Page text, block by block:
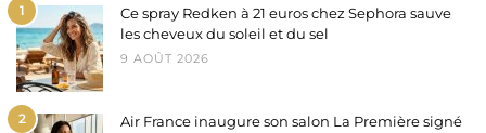
1
Ce spray Redken à 21 euros chez Sephora sauve
les cheveux du soleil et du sel
9 AOÛT 2026
2
Air France inaugure son salon La Première signé